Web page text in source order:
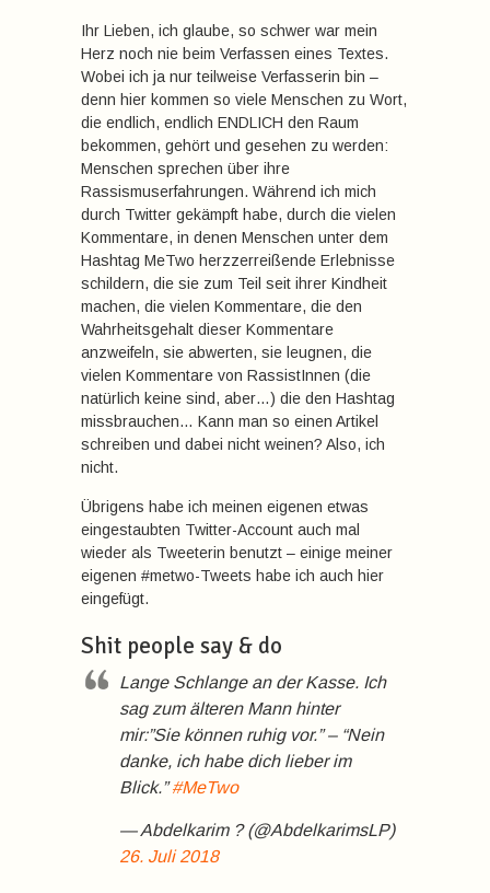
Ihr Lieben, ich glaube, so schwer war mein
Herz noch nie beim Verfassen eines Textes.
Wobei ich ja nur teilweise Verfasserin bin –
denn hier kommen so viele Menschen zu Wort,
die endlich, endlich ENDLICH den Raum
bekommen, gehört und gesehen zu werden:
Menschen sprechen über ihre
Rassismuserfahrungen. Während ich mich
durch Twitter gekämpft habe, durch die vielen
Kommentare, in denen Menschen unter dem
Hashtag MeTwo herzzerreißende Erlebnisse
schildern, die sie zum Teil seit ihrer Kindheit
machen, die vielen Kommentare, die den
Wahrheitsgehalt dieser Kommentare
anzweifeln, sie abwerten, sie leugnen, die
vielen Kommentare von RassistInnen (die
natürlich keine sind, aber…) die den Hashtag
missbrauchen… Kann man so einen Artikel
schreiben und dabei nicht weinen? Also, ich
nicht.
Übrigens habe ich meinen eigenen etwas
eingestaubten Twitter-Account auch mal
wieder als Tweeterin benutzt – einige meiner
eigenen #metwo-Tweets habe ich auch hier
eingefügt.
Shit people say & do
Lange Schlange an der Kasse. Ich
sag zum älteren Mann hinter
mir:”Sie können ruhig vor.” – “Nein
danke, ich habe dich lieber im
Blick.”#MeTwo
— Abdelkarim ? (@AbdelkarimsLP)
26. Juli 2018